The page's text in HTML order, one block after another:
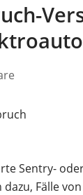
Sentry-
Fälle